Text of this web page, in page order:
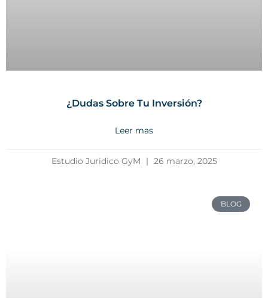
¿Dudas Sobre Tu Inversión?
Leer mas
Estudio Juridico GyM 26 marzo, 2025
BLOG